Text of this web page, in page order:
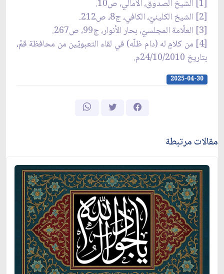
[1] الشيخ الصدوق، الأمالي، ص10.
[2] الشيخ الكلينيّ، الكافي، ج8، ص212.
[3] العلّامة المجلسيّ، بحار الأنوار، ج99، ص267.
[4] من كلامٍ له (دام ظلّه) في لقاء التعبويّين من محافظة قمّ،
بتاريخ 24/10/2010م.
2025-04-30
مقالات مرتبطة